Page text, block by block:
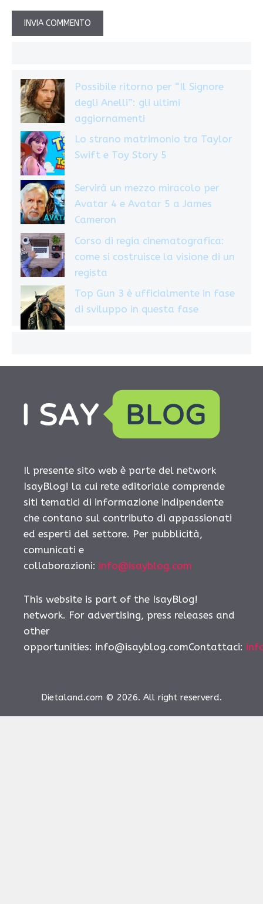
Possibile ritorno per “Il Signore
degli Anelli”: gli ultimi
aggiornamenti
Lo strano matrimonio tra Taylor
Swift e Toy Story 5
Servirà un mezzo miracolo per
Avatar 4 e Avatar 5 a James
Cameron
Corso di regia cinematografica:
come si costruisce la visione di un
regista
Top Gun 3 è ufficialmente in fase
di sviluppo in questa fase
Il presente sito web è parte del network
IsayBlog! la cui rete editoriale comprende
siti tematici di informazione indipendente
che contano sul contributo di appassionati
ed esperti del settore. Per pubblicità,
comunicati e
collaborazioni: info@isayblog.com
This website is part of the IsayBlog!
network. For advertising, press releases and
other
opportunities: info@isayblog.comContattaci:
Dietaland.com © 2026. All right reserverd.